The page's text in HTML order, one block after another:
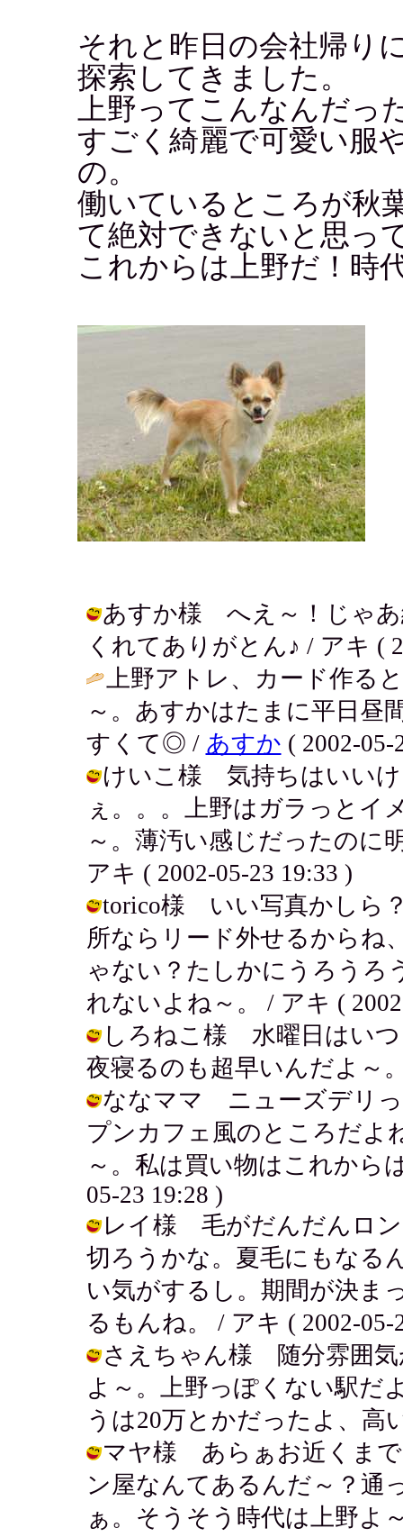
それと昨日の会社帰り
探索してきました。
上野ってこんなんだっ
すごく綺麗で可愛い服
の。
働いているところが秋
て絶対できないと思っ
これからは上野だ！時
あすか様 へえ～！じゃあ
くれてありがとん♪ / アキ (
上野アトレ、カード作る
～。あすかはたまに平日昼
すくて◎ / あすか ( 2002-05-
けいこ様 気持ちはいいけ
ぇ。。。上野はガラっとイ
～。薄汚い感じだったのに
アキ ( 2002-05-23 19:33 )
torico様 いい写真かしら
所ならリード外せるからね
ゃない？たしかにうろうろ
れないよね～。 / アキ (
しろねこ様 水曜日はいつ
夜寝るのも超早いんだよ～
ななママ ニューズデリ
プンカフェ風のところだよ
～。私は買い物はこれから
05-23 19:28 )
レイ様 毛がだんだんロ
切ろうかな。夏毛にもなる
い気がするし。期間が決ま
るもんね。 / アキ ( 2002-05-
さえちゃん様 随分雰囲気
よ～。上野っぽくない駅だ
うは20万とかだったよ、高
マヤ様 あらぁお近くまで
ン屋なんてあるんだ～？通
ぁ。そうそう時代は上野よ